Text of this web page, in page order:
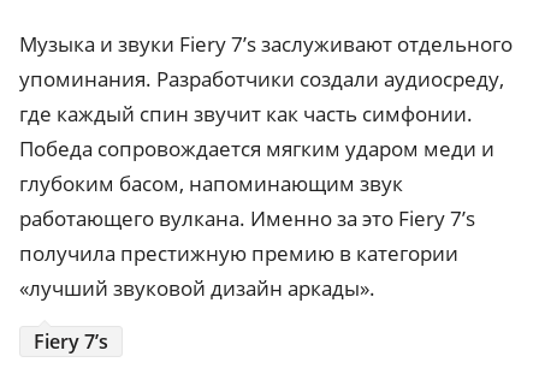
Музыка и звуки Fiery 7’s заслуживают отдельного
упоминания. Разработчики создали аудиосреду,
где каждый спин звучит как часть симфонии.
Победа сопровождается мягким ударом меди и
глубоким басом, напоминающим звук
работающего вулкана. Именно за это Fiery 7’s
получила престижную премию в категории
«лучший звуковой дизайн аркады».
Fiery 7’s